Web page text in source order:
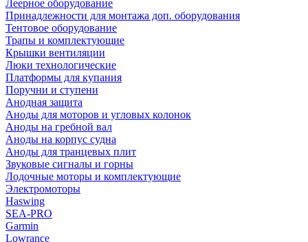
Леерное оборудование
Принадлежности для монтажа доп. оборудования
Тентовое оборудование
Трапы и комплектующие
Крышки вентиляции
Люки технологические
Платформы для купания
Поручни и ступени
Анодная защита
Аноды для моторов и угловых колонок
Аноды на гребной вал
Аноды на корпус судна
Аноды для транцевых плит
Звуковые сигналы и горны
Лодочные моторы и комплектующие
Электромоторы
Haswing
SEA-PRO
Garmin
Lowrance